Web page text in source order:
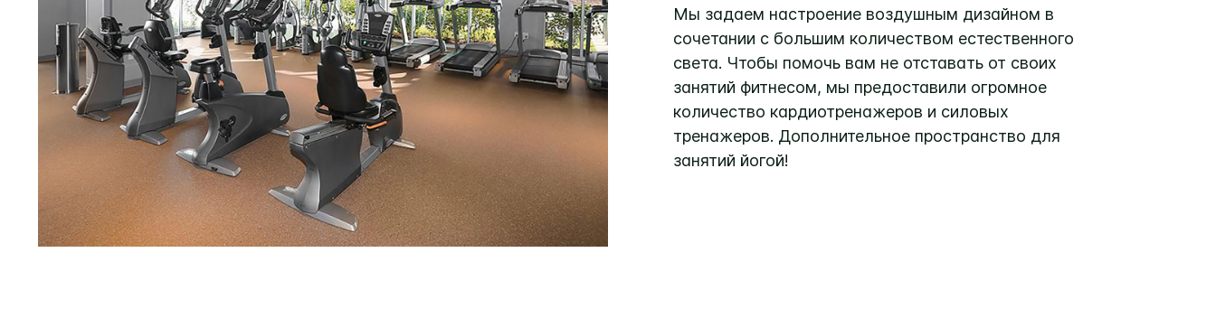
Мы задаем настроение воздушным дизайном в
сочетании с большим количеством естественного
света. Чтобы помочь вам не отставать от своих
занятий фитнесом, мы предоставили огромное
количество кардиотренажеров и силовых
тренажеров. Дополнительное пространство для
занятий йогой!